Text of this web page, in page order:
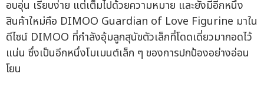
อบอุ่น เรียบง่าย แต่เต็มไปด้วยความหมาย และยังมีอีกหนึ่ง
สินค้าใหม่คือ DIMOO Guardian of Love Figurine มาใน
ดีไซน์ DIMOO ที่กำลังอุ้มลูกสุนัขตัวเล็กที่โดดเดี่ยวมากอดไว้
แน่น ซึ่งเป็นอีกหนึ่งโมเมนต์เล็ก ๆ ของการปกป้องอย่างอ่อน
โยน